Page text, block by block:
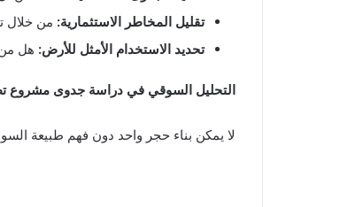
تقليل المخاطر الاستثمارية: من خلال
تحديد الاستخدام الأمثل للأرض: هل
التحليل السوقي في دراسة جدوى مشروع
لا يمكن بناء حجر واحد دون فهم طبيعة